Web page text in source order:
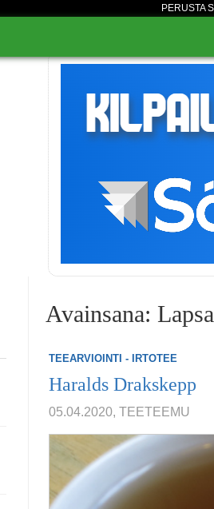
PERUSTA
Avainsana:
TEEARVIOINTI - IRTOTEE
Haralds Drakskepp
05.04.2020, TEETEEMU